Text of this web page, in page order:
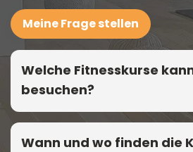
Meine Frage stellen
Welche Fitnesskurse
besuchen?
Wann und wo finden die